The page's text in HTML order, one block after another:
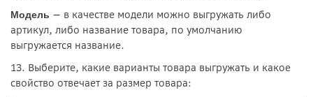
Модель — в качестве модели можно выгружать либо
артикул, либо название товара, по умолчанию
выгружается название.
13. Выберите, какие варианты товара выгружать и какое
свойство отвечает за размер товара: